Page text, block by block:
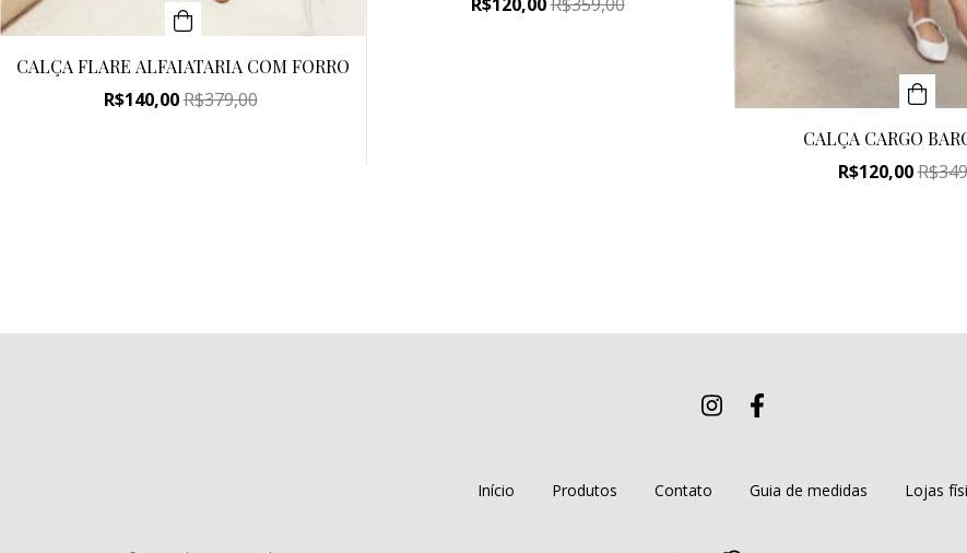
CALÇA FLARE ALFAIATARIA COM FORRO
R$140,00R$379,00
CALÇA CARGO
R$120,00
Início Produtos Contato Guia de medidas Lojas